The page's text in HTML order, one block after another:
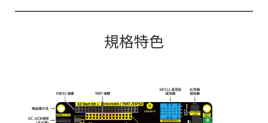
規格特色